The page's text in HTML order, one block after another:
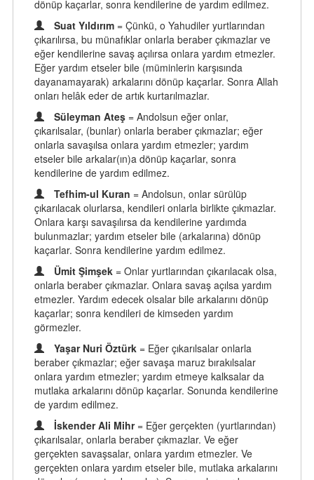
dönüp kaçarlar, sonra kendilerine de yardım edilmez.
Suat Yıldırım = Çünkü, o Yahudiler yurtlarından
çıkarılırsa, bu münafıklar onlarla beraber çıkmazlar ve
eğer kendilerine savaş açılırsa onlara yardım etmezler.
Eğer yardım etseler bile (müminlerin karşısında
dayanamayarak) arkalarını dönüp kaçarlar. Sonra Allah
onları helâk eder de artık kurtarılmazlar.
Süleyman Ateş = Andolsun eğer onlar,
çıkarılsalar, (bunlar) onlarla beraber çıkmazlar; eğer
onlarla savaşılsa onlara yardım etmezler; yardım
etseler bile arkalar(ın)a dönüp kaçarlar, sonra
kendilerine de yardım edilmez.
Tefhim-ul Kuran = Andolsun, onlar sürülüp
çıkarılacak olurlarsa, kendileri onlarla birlikte çıkmazlar.
Onlara karşı savaşılırsa da kendilerine yardımda
bulunmazlar; yardım etseler bile (arkalarına) dönüp
kaçarlar. Sonra kendilerine yardım edilmez.
Ümit Şimşek = Onlar yurtlarından çıkarılacak olsa,
onlarla beraber çıkmazlar. Onlara savaş açılsa yardım
etmezler. Yardım edecek olsalar bile arkalarını dönüp
kaçarlar; sonra kendileri de kimseden yardım
görmezler.
Yaşar Nuri Öztürk = Eğer çıkarılsalar onlarla
beraber çıkmazlar; eğer savaşa maruz bırakılsalar
onlara yardım etmezler; yardım etmeye kalksalar da
mutlaka arkalarını dönüp kaçarlar. Sonunda kendilerine
de yardım edilmez.
İskender Ali Mihr = Eğer gerçekten (yurtlarından)
çıkarılsalar, onlarla beraber çıkmazlar. Ve eğer
gerçekten savaşsalar, onlara yardım etmezler. Ve
gerçekten onlara yardım etseler bile, mutlaka arkalarını